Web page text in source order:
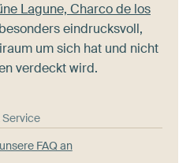
Lagune, Charco de los
eindrucksvoll,
um sich hat und nicht
verdeckt wird.
FAQ an